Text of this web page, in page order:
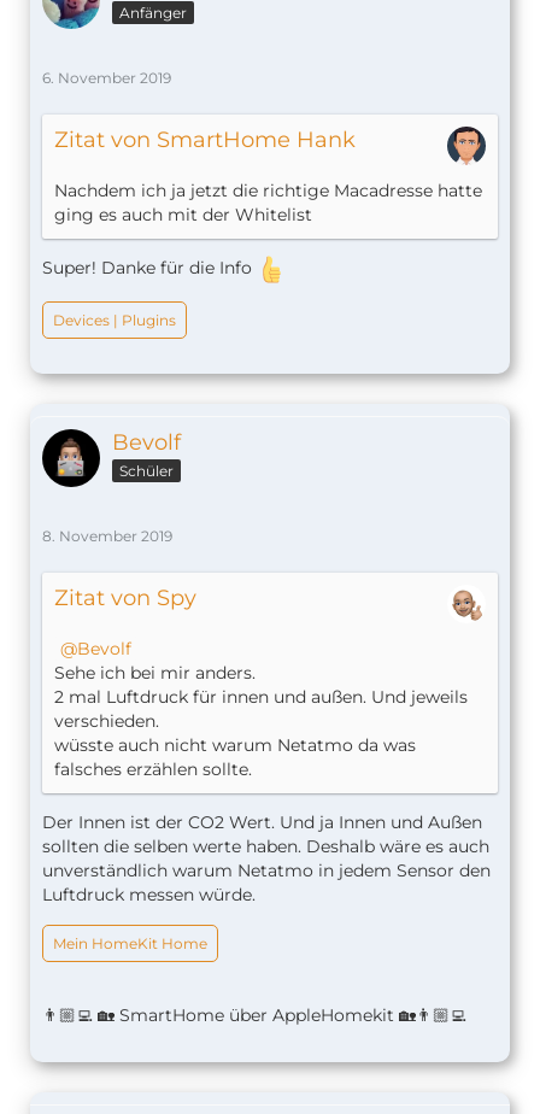
Anfänger
6. November 2019
Zitat von SmartHome Hank
Nachdem ich ja jetzt die richtige Macadresse hatte
ging es auch mit der Whitelist
Super! Danke für die Info
Devices | Plugins
Bevolf
Schüler
8. November 2019
Zitat von Spy
Bevolf
Sehe ich bei mir anders.
2 mal Luftdruck für innen und außen. Und jeweils
verschieden.
wüsste auch nicht warum Netatmo da was
falsches erzählen sollte.
Der Innen ist der CO2 Wert. Und ja Innen und Außen
sollten die selben werte haben. Deshalb wäre es auch
unverständlich warum Netatmo in jedem Sensor den
Luftdruck messen würde.
Mein HomeKit Home
👨🏼‍💻 🏡 SmartHome über AppleHomekit 🏡👨🏼‍💻